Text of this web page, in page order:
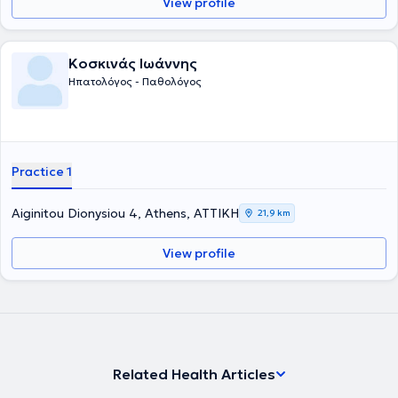
Κοσκινάς Ιωάννης
Ηπατολόγος - Παθολόγος
Practice 1
Aiginitou Dionysiou 4, Athens, ΑΤΤΙΚΗ 21,9 km
View profile
Related Health Articles